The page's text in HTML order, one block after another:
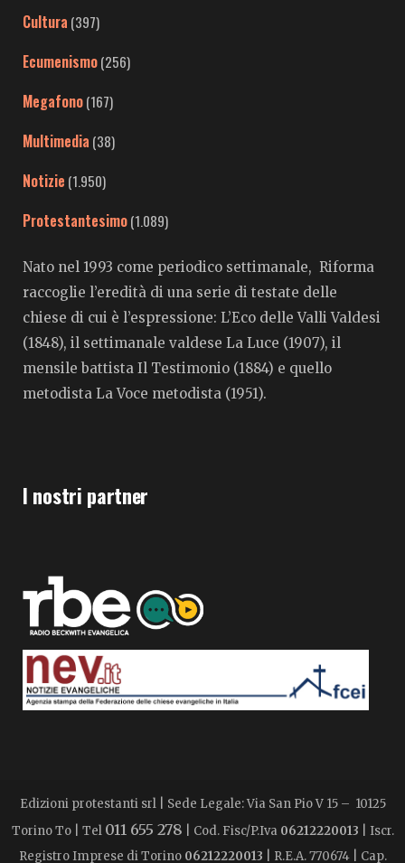
Cultura (397)
Ecumenismo(256)
Megafono(167)
Multimedia (38)
Notizie (1.950)
Protestantesimo(1.089)
Nato nel 1993 come periodico settimanale, Riforma
raccoglie l’eredità di una serie di testate delle
chiese di cui è l’espressione: L’Eco delle Valli Valdesi
(1848), il settimanale valdese La Luce (1907), il
mensile battista Il Testimonio (1884) e quello
metodista La Voce metodista (1951).
I nostri partner
Edizioni protestanti srl | Sede Legale: Via San Pio V 15 – 10125
Torino To | Tel 011 655 278 | Cod. Fisc/P.Iva 06212220013 | Iscr.
Registro Imprese di Torino 06212220013 | R.E.A. 770674 | Cap.